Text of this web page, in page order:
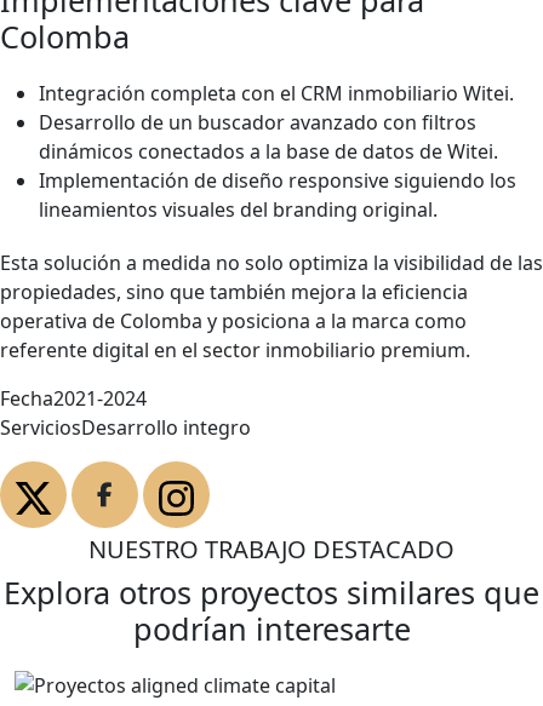
Colomba
Integración completa con el CRM inmobiliario Witei.
Desarrollo de un buscador avanzado con filtros
dinámicos conectados a la base de datos de Witei.
Implementación de diseño responsive siguiendo los
lineamientos visuales del branding original.
Esta solución a medida no solo optimiza la visibilidad de las
propiedades, sino que también mejora la eficiencia
operativa de Colomba y posiciona a la marca como
referente digital en el sector inmobiliario premium.
Fecha2021-2024
ServiciosDesarrollo integro
NUESTRO TRABAJO DESTACADO
Explora otros proyectos similares que
podrían interesarte